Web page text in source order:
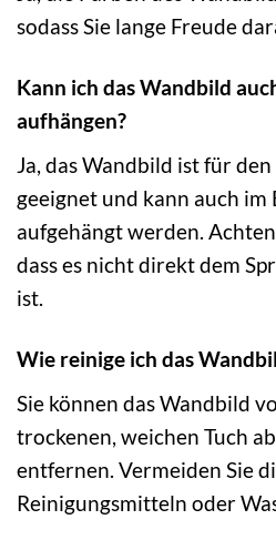
sodass Sie lange Freude
Kann ich das Wandbild
aufhängen?
Ja, das Wandbild ist für
geeignet und kann auch im
aufgehängt werden.
dass es nicht direkt dem
ist.
Wie reinige ich das
Sie können das Wandbild
trockenen, weichen Tuch
entfernen. Vermeiden Sie
Reinigungsmitteln oder